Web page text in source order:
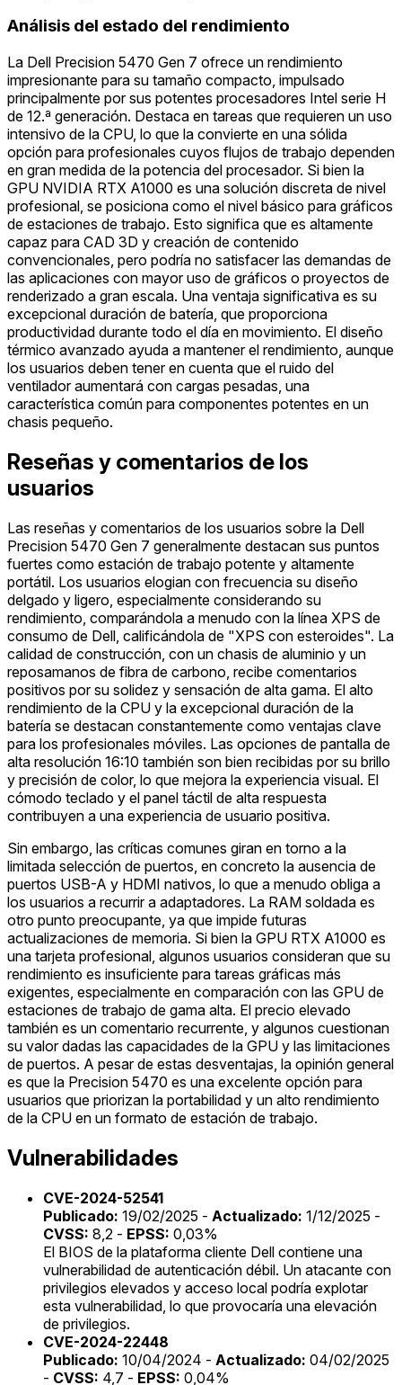
Análisis del estado del rendimiento
La Dell Precision 5470 Gen 7 ofrece un rendimiento
impresionante para su tamaño compacto, impulsado
principalmente por sus potentes procesadores Intel serie H
de 12.ª generación. Destaca en tareas que requieren un uso
intensivo de la CPU, lo que la convierte en una sólida
opción para profesionales cuyos flujos de trabajo dependen
en gran medida de la potencia del procesador. Si bien la
GPU NVIDIA RTX A1000 es una solución discreta de nivel
profesional, se posiciona como el nivel básico para gráficos
de estaciones de trabajo. Esto significa que es altamente
capaz para CAD 3D y creación de contenido
convencionales, pero podría no satisfacer las demandas de
las aplicaciones con mayor uso de gráficos o proyectos de
renderizado a gran escala. Una ventaja significativa es su
excepcional duración de batería, que proporciona
productividad durante todo el día en movimiento. El diseño
térmico avanzado ayuda a mantener el rendimiento, aunque
los usuarios deben tener en cuenta que el ruido del
ventilador aumentará con cargas pesadas, una
característica común para componentes potentes en un
chasis pequeño.
Reseñas y comentarios de los
usuarios
Las reseñas y comentarios de los usuarios sobre la Dell
Precision 5470 Gen 7 generalmente destacan sus puntos
fuertes como estación de trabajo potente y altamente
portátil. Los usuarios elogian con frecuencia su diseño
delgado y ligero, especialmente considerando su
rendimiento, comparándola a menudo con la línea XPS de
consumo de Dell, calificándola de "XPS con esteroides". La
calidad de construcción, con un chasis de aluminio y un
reposamanos de fibra de carbono, recibe comentarios
positivos por su solidez y sensación de alta gama. El alto
rendimiento de la CPU y la excepcional duración de la
batería se destacan constantemente como ventajas clave
para los profesionales móviles. Las opciones de pantalla de
alta resolución 16:10 también son bien recibidas por su brillo
y precisión de color, lo que mejora la experiencia visual. El
cómodo teclado y el panel táctil de alta respuesta
contribuyen a una experiencia de usuario positiva.
Sin embargo, las críticas comunes giran en torno a la
limitada selección de puertos, en concreto la ausencia de
puertos USB-A y HDMI nativos, lo que a menudo obliga a
los usuarios a recurrir a adaptadores. La RAM soldada es
otro punto preocupante, ya que impide futuras
actualizaciones de memoria. Si bien la GPU RTX A1000 es
una tarjeta profesional, algunos usuarios consideran que su
rendimiento es insuficiente para tareas gráficas más
exigentes, especialmente en comparación con las GPU de
estaciones de trabajo de gama alta. El precio elevado
también es un comentario recurrente, y algunos cuestionan
su valor dadas las capacidades de la GPU y las limitaciones
de puertos. A pesar de estas desventajas, la opinión general
es que la Precision 5470 es una excelente opción para
usuarios que priorizan la portabilidad y un alto rendimiento
de la CPU en un formato de estación de trabajo.
Vulnerabilidades
CVE-2024-52541
Publicado: 19/02/2025 - Actualizado: 1/12/2025 -
CVSS: 8,2 - EPSS: 0,03%
El BIOS de la plataforma cliente Dell contiene una
vulnerabilidad de autenticación débil. Un atacante con
privilegios elevados y acceso local podría explotar
esta vulnerabilidad, lo que provocaría una elevación
de privilegios.
CVE-2024-22448
Publicado: 10/04/2024 - Actualizado: 04/02/2025
- CVSS: 4,7 - EPSS: 0,04%